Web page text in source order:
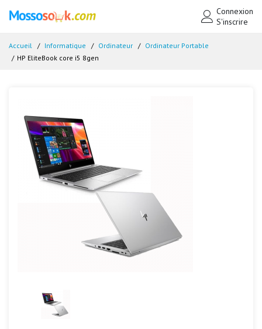
Connexion
S'inscrire
Accueil Informatique Ordinateur
Ordinateur Portable
HP EliteBook core i5 8gen